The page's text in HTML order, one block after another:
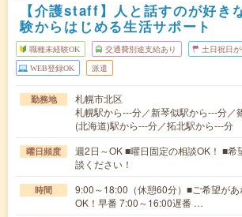
【介護staff】人と話すのが好き
験からはじめる生活サポート
職種未経験OK 交通費別途支給あり 土日祝日
WEB登録OK 派遣
勤務地
札幌市北区
札幌駅から---分／新琴似駅から---分／
(北海道)駅から---分／拓北駅から---分
曜日頻度
週2日～OK ■曜日固定の相談OK！ ■希
談ください！
時間
9:00～18:00（休憩60分）■ご希望があ
OK！早番 7:00～16:00遅番 …